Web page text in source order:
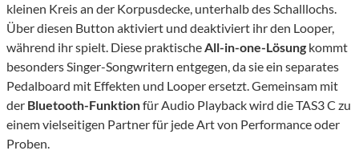
kleinen Kreis an der Korpusdecke, unterhalb des Schalllochs.
Über diesen Button aktiviert und deaktiviert ihr den Looper,
während ihr spielt. Diese praktischeAll-in-one-Lösung kommt
besonders Singer-Songwritern entgegen, da sie ein separates
Pedalboard mit Effekten und Looper ersetzt. Gemeinsam mit
der Bluetooth-Funktionfür Audio Playback wird die TAS3 C zu
einem vielseitigen Partner für jede Art von Performance oder
Proben.